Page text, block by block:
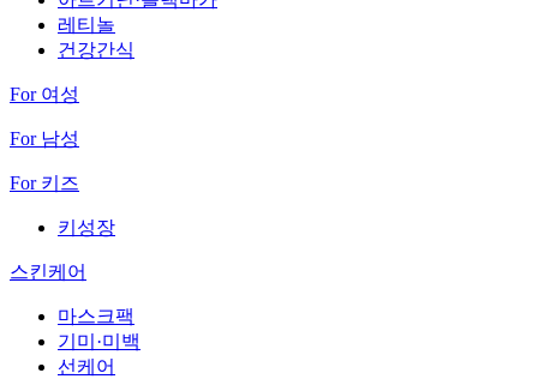
레티놀
건강간식
For 여성
For 남성
For 키즈
키성장
스킨케어
마스크팩
기미·미백
선케어